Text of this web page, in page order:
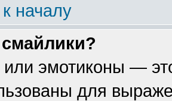
началу
эмотиконы —
для